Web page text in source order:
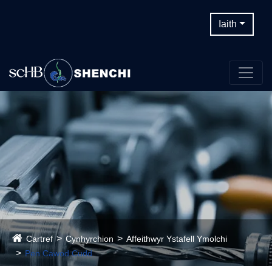
Iaith
Cartref Cynhyrchion
Affeithwyr Ystafell Ymolchi
Pen Cawod Cudd